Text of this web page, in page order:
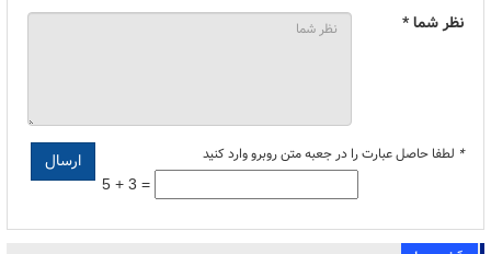
نظر شما *
* لطفا حاصل عبارت را در جعبه متن روبرو وارد کنید
5 + 3 =